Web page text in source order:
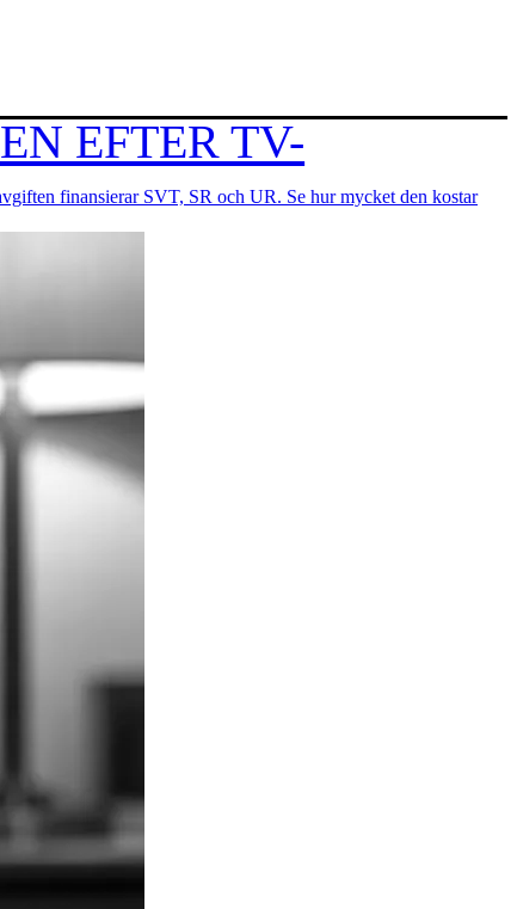
EFTER TV-
finansierar SVT, SR och UR. Se hur mycket den kostar